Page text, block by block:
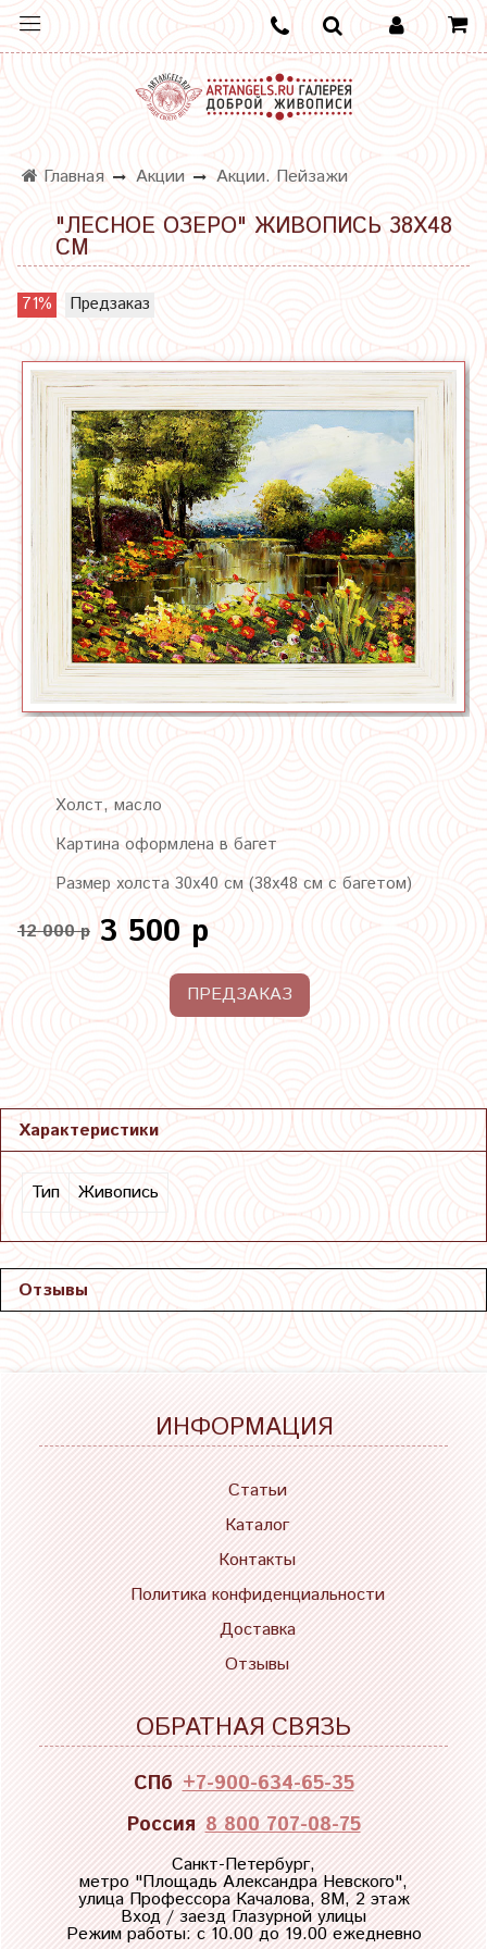
Главная Акции Акции. Пейзажи
"ЛЕСНОЕ ОЗЕРО" ЖИВОПИСЬ 38Х48
СМ
71% Предзаказ
Холст, масло
Картина оформлена в багет
Размер холста 30х40 см (38х48 см с багетом)
12 000 р 3 500 р
ПРЕДЗАКАЗ
Характеристики
Тип Живопись
Отзывы
ИНФОРМАЦИЯ
Статьи
Каталог
Контакты
Политика конфиденциальности
Доставка
Отзывы
ОБРАТНАЯ СВЯЗЬ
СПб +7-900-634-65-35
Россия 8 800 707-08-75
Санкт-Петербург,
метро "Площадь Александра Невского",
улица Профессора Качалова, 8М, 2 этаж
Вход / заезд Глазурной улицы
Режим работы: с 10.00 до 19.00 ежедневно